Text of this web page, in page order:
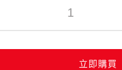
立即購買